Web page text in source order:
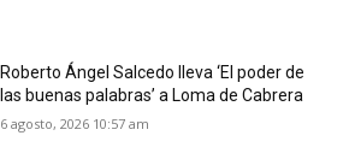
Roberto Ángel Salcedo lleva ‘El poder de
las buenas palabras’ a Loma de Cabrera
6 agosto, 2026 10:57 am